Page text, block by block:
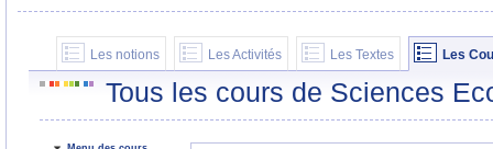
Les notions Les Activités Les Textes Les
Tous les cours de Sciences